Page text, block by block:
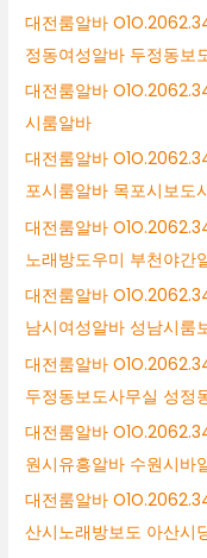
대전룸알바
정동여성알바 두정동보
대전룸알바
시룸알바
대전룸알바
포시룸알바 목포시보도
대전룸알바
노래방도우미 부천야간
대전룸알바
남시여성알바 성남시룸
대전룸알바
두정동보도사무실 성정
대전룸알바
원시유흥알바 수원시바
대전룸알바
산시노래방보도 아산시